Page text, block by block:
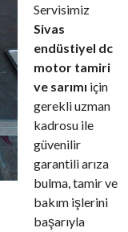
Servisimiz
Sivas
endüstiyel dc
motor tamiri
ve sarımı için
gerekli uzman
kadrosu ile
güvenilir
garantili arıza
bulma, tamir ve
bakım işlerini
başarıyla